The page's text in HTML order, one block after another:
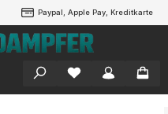
Paypal, Apple Pay, Kreditkarte